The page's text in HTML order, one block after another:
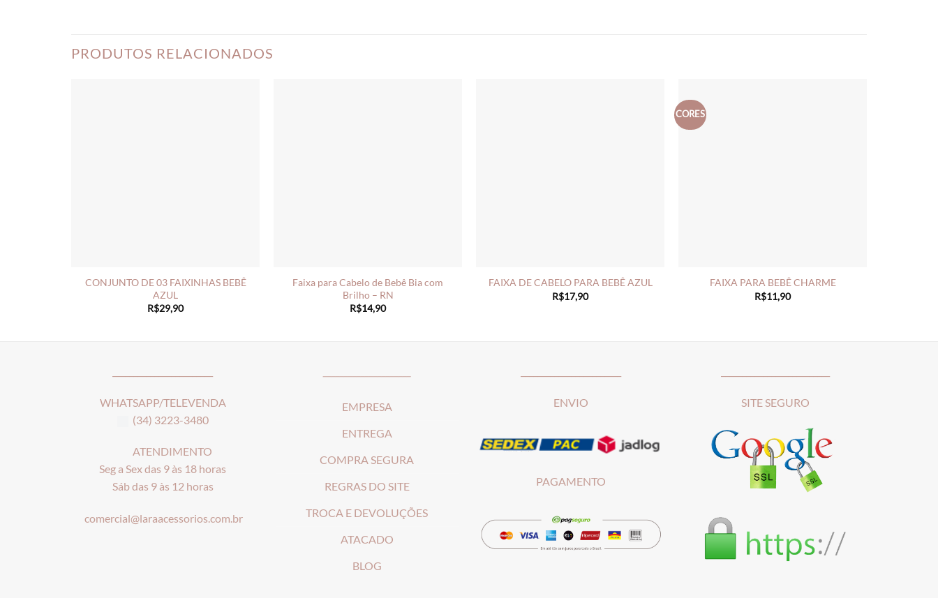
PRODUTOS RELACIONADOS
CONJUNTO DE 03 FAIXINHAS BEBÊ
AZUL
R$29,90
Faixa para Cabelo de Bebê Bia com
Brilho – RN
R$14,90
FAIXA DE CABELO PARA BEBÊ AZUL
R$17,90
CORES
FAIXA PARA BEBÊ CHARME
R$11,90
WHATSAPP/TELEVENDA
(34) 3223-3480
ATENDIMENTO
Seg a Sex das 9 às 18 horas
Sáb das 9 às 12 horas
comercial@laraacessorios.com.br
EMPRESA
ENTREGA
COMPRA SEGURA
REGRAS DO SITE
TROCA E DEVOLUÇÕES
ATACADO
BLOG
ENVIO
PAGAMENTO
SITE SEGURO